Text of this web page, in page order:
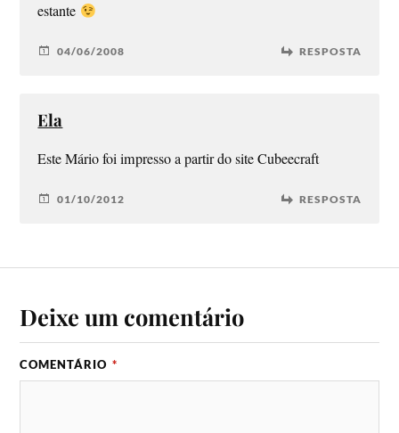
estante
04/06/2008 RESPOSTA
Ela
Este Mário foi impresso a partir do site Cubeecraft
01/10/2012 RESPOSTA
Deixe um comentário
COMENTÁRIO *